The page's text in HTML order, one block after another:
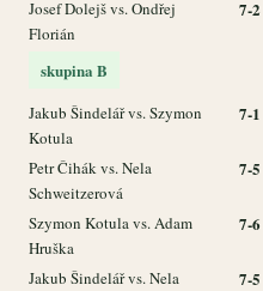
Josef Dolejš vs. Ondřej
Florián
7-2
skupina B
Jakub Šindelář vs. Szymon
Kotula
7-1
Petr Čihák vs. Nela
Schweitzerová
7-5
Szymon Kotula vs. Adam
Hruška
7-6
Jakub Šindelář vs. Nela
7-5